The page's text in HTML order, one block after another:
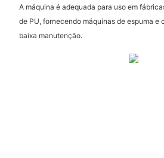
A máquina é adequada para uso em
de PU, fornecendo máquinas de espuma e
baixa manutenção.